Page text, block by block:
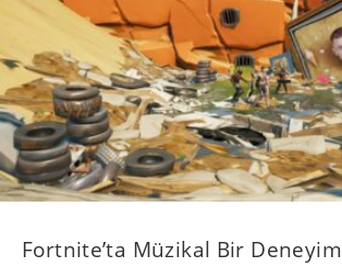
Fortnite’ta Müzikal Bir Deneyim